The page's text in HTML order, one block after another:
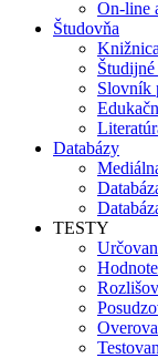
On-line
Študovňa
Slovník
Databázy
TESTY